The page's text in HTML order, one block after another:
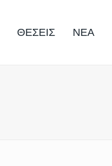
ΘΕΣΕΙΣ ΝΕΑ